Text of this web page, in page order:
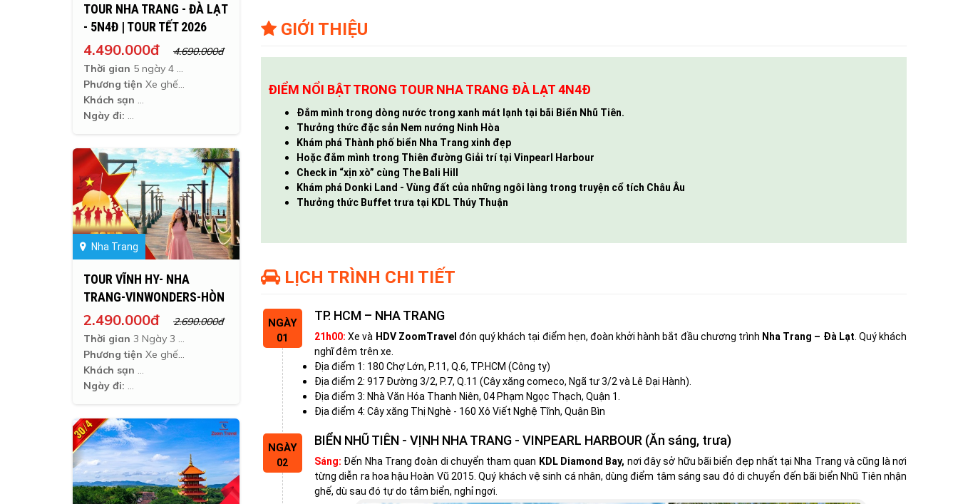
TOUR NHA TRANG - ĐÀ LẠT
- 5N4Đ | TOUR TẾT 2026
4.490.000đ
4.690.000đ
Thời gian 5 ngày 4 đêm
Phương tiện Xe ghế ngã
Khách sạn
Ngày đi:
Nha Trang
TOUR VĨNH HY- NHA
TRANG-VINWONDERS-HÒN
TẰM 3N3Đ LỄ 2/9
2.490.000đ
2.690.000đ
Thời gian 3 Ngày 3 Đêm
Phương tiện Xe ghế ngã, giường nằm + 100k
Khách sạn
Ngày đi:
GIỚI THIỆU
ĐIỂM NỔI BẬT TRONG TOUR NHA TRANG ĐÀ LẠT 4N4Đ
Đắm mình trong dòng nước trong xanh mát lạnh tại bãi Biển Nhũ Tiên.
Thưởng thức đặc sản Nem nướng Ninh Hòa
Khám phá Thành phố biển Nha Trang xinh đẹp
Hoặc đắm mình trong Thiên đường Giải trí tại Vinpearl Harbour
Check in “xịn xò” cùng The Bali Hill
Khám phá Donki Land - Vùng đất của những ngôi làng trong truyện cổ tích Châu Âu
Thưởng thức Buffet trưa tại KDL Thúy Thuận
LỊCH TRÌNH CHI TIẾT
NGÀY
01
TP. HCM – NHA TRANG
21h00: Xe và HDV ZoomTravel đón quý khách tại điểm hẹn, đoàn khởi hành bắt đầu chương trình Nha Trang – Đà Lạt . Quý khách
nghĩ đêm trên xe.
Địa điểm 1: 180 Chợ Lớn, P.11, Q.6, TP.HCM (Công ty)
Địa điểm 2: 917 Đường 3/2, P.7, Q.11 (Cây xăng comeco, Ngã tư 3/2 và Lê Đại Hành).
Địa điểm 3: Nhà Văn Hóa Thanh Niên, 04 Phạm Ngọc Thạch, Quận 1.
Địa điểm 4: Cây xăng Thị Nghè - 160 Xô Viết Nghệ Tĩnh, Quận Bìn
NGÀY
02
BIỂN NHŨ TIÊN - VỊNH NHA TRANG - VINPEARL HARBOUR (Ăn sáng, trưa)
Sáng: Đến Nha Trang đoàn di chuyển tham quan KDL Diamond Bay, nơi đây sở hữu bãi biển đẹp nhất tại Nha Trang và cũng là nơi
từng diễn ra hoa hậu Hoàn Vũ 2015. Quý khách vệ sinh cá nhân, dùng điểm tâm sáng sau đó di chuyển đến bãi biển Nhũ Tiên nhận
ghế, dù sau đó tự do tắm biển, nghỉ ngơi.